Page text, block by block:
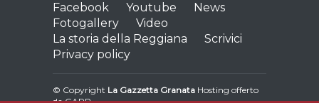
Facebook Youtube
News
Fotogallery
Video
La storia della Reggiana
Scrivici
Privacy policy
© Copyright La Gazzetta Granata Hosting offerto